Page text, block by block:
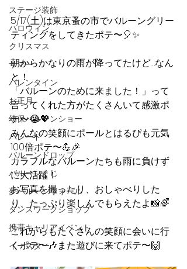
ステージ装飾
ハロウィン
クリスマス
サマー
バレンタイン
お正月
幼保バルーンショー
パレード
バルーンドロップ
バルーンくじ
夢バルーンウォール
ダンスワークショップ
携帯キャリアイベント
イースター
5/17(土)は東京蚤の市でバルーングリー
ティングをしてきたポテ〜🎈✨
朝からかなりの雨が降ってたけど…なん
と！
「バルーンのために来ました！」って
言ってくれた方がたくさんいて感激ポ
テ〜😭💖
みんなの笑顔にポールとはるぴも元気
100倍ポテ〜💪🎉
カラフルなバルーンたちも雨に負けず
に大活躍！
お写真を撮ったり、おしゃべりした
り、たっぷり楽しんでもらえたよ📸🌈
これからもたくさんの笑顔に会いに行
くポテ〜🎶また遊びに来てポテ〜🙌